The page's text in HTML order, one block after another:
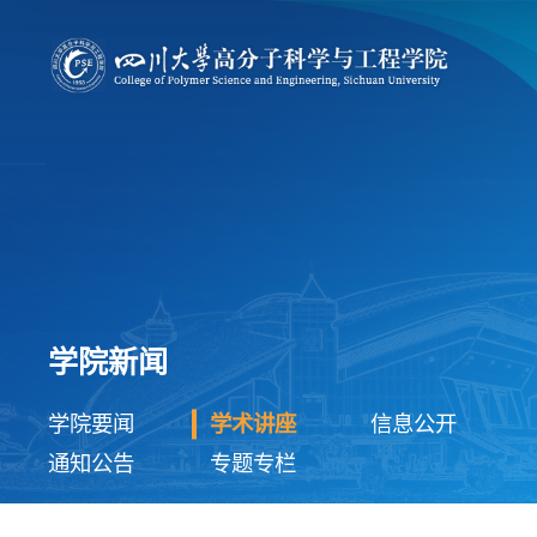
学院新闻
学院要闻 学术讲座
信息公开
通知公告
专题专栏